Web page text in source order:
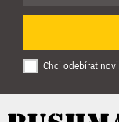
Chci odebírat